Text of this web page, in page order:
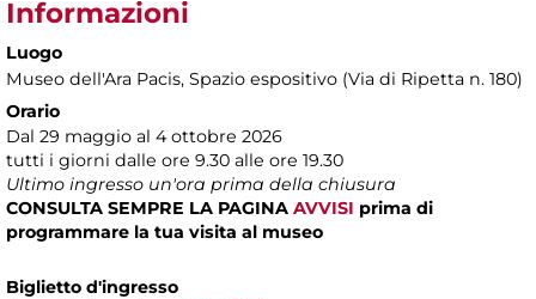
Informazioni
Luogo
Museo dell'Ara Pacis, Spazio espositivo (Via di Ripetta n. 180)
Orario
Dal 29 maggio al 4 ottobre 2026
tutti i giorni dalle ore 9.30 alle ore 19.30
Ultimo ingresso un'ora prima della chiusura
CONSULTA SEMPRE LA PAGINA AVVISI prima di
programmare la tua visita al museo
Biglietto d'ingresso